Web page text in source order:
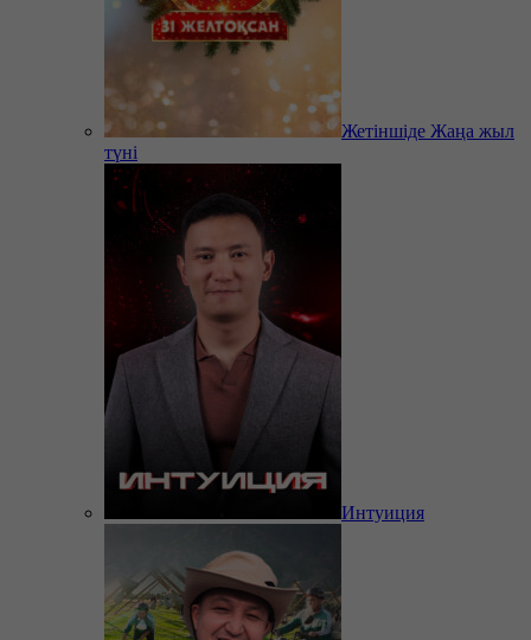
Жетіншіде Жаңа жыл
түні
Интуиция